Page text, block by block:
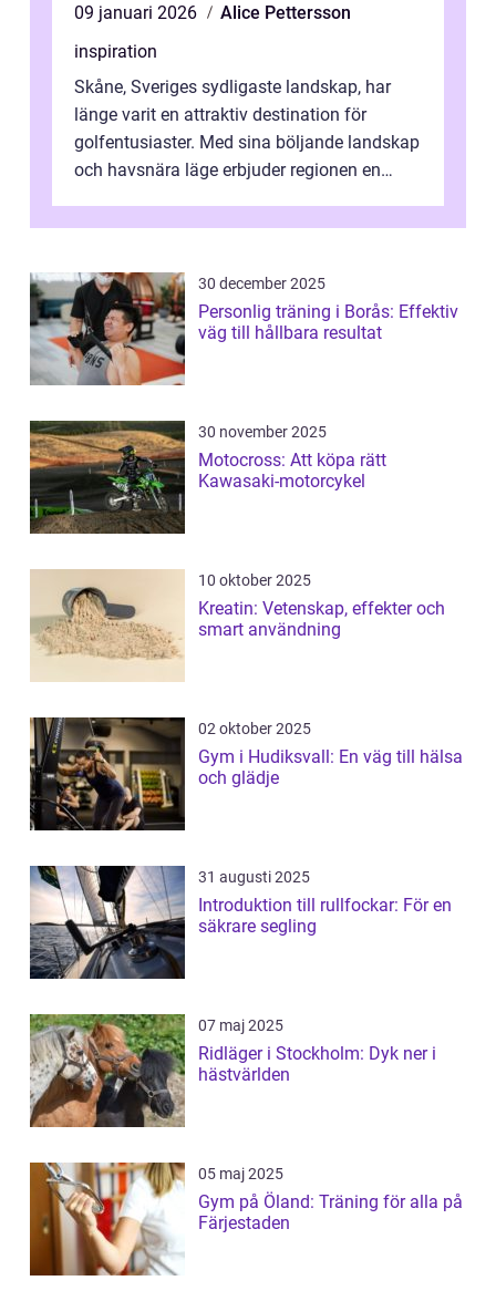
09 januari 2026
Alice Pettersson
inspiration
Skåne, Sveriges sydligaste landskap, har
länge varit en attraktiv destination för
golfentusiaster. Med sina böljande landskap
och havsnära läge erbjuder regionen en
30 december 2025
Personlig träning i Borås: Effektiv
väg till hållbara resultat
30 november 2025
Motocross: Att köpa rätt
Kawasaki-motorcykel
10 oktober 2025
Kreatin: Vetenskap, effekter och
smart användning
02 oktober 2025
Gym i Hudiksvall: En väg till hälsa
och glädje
31 augusti 2025
Introduktion till rullfockar: För en
säkrare segling
07 maj 2025
Ridläger i Stockholm: Dyk ner i
hästvärlden
05 maj 2025
Gym på Öland: Träning för alla på
Färjestaden